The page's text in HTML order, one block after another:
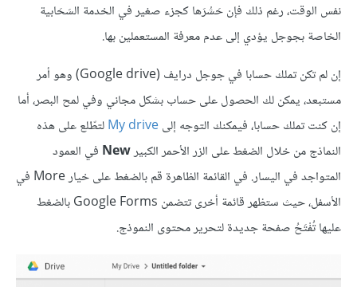
نفس الوقت، رغم ذلك فإن حَشْرَها كجزء صغير في الخدمة السَحَابية
الخاصة بجوجل يؤدي إلى عدم معرفة المستعملين بها.
إن لم تكن تملك حسابا في جوجل درايف (Google drive) وهو أمر
مستبعد، يمكن لك الحصول على حساب بشكل مجاني وفي لمح البصر، أما
إن كنت تملك حسابا، فيمكنك التوجه إلىMy driveلتطّلع على هذه
النماذج من خلال الضغط على الزر الأحمر الكبيرNew في العمود
المتواجد في اليسار. في القائمة الظاهرة قم بالضغط على خيار More في
الأسفل، حيث ستظهر قائمة أخرى تتضمن Google Forms بالضغط
عليها تُفْتَحُ صفحة جديدة لتحرير محتوى النموذج.